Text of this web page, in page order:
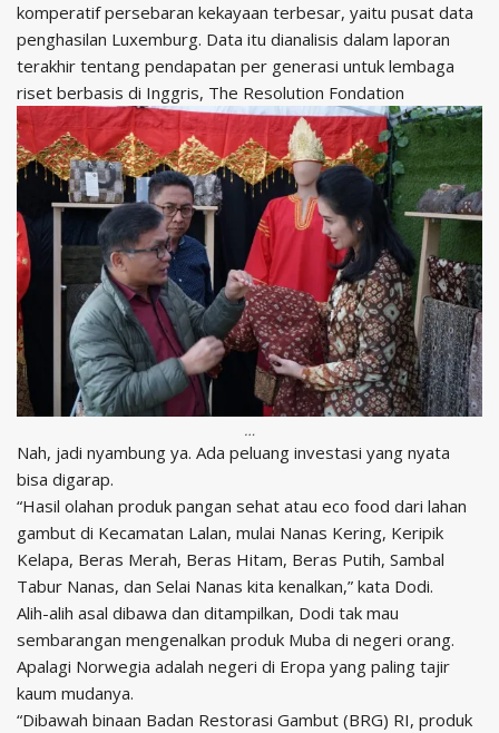
komperatif persebaran kekayaan terbesar, yaitu pusat data
penghasilan Luxemburg. Data itu dianalisis dalam laporan
terakhir tentang pendapatan per generasi untuk lembaga
riset berbasis di Inggris, The Resolution Fondation
…
Nah, jadi nyambung ya. Ada peluang investasi yang nyata
bisa digarap.
“Hasil olahan produk pangan sehat atau eco food dari lahan
gambut di Kecamatan Lalan, mulai Nanas Kering, Keripik
Kelapa, Beras Merah, Beras Hitam, Beras Putih, Sambal
Tabur Nanas, dan Selai Nanas kita kenalkan,” kata Dodi.
Alih-alih asal dibawa dan ditampilkan, Dodi tak mau
sembarangan mengenalkan produk Muba di negeri orang.
Apalagi Norwegia adalah negeri di Eropa yang paling tajir
kaum mudanya.
“Dibawah binaan Badan Restorasi Gambut (BRG) RI, produk